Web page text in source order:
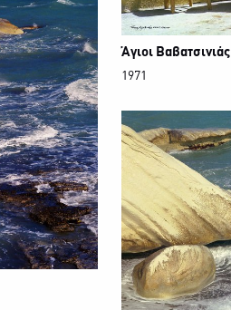
Άγιοι Βαβατσινιάς
1971